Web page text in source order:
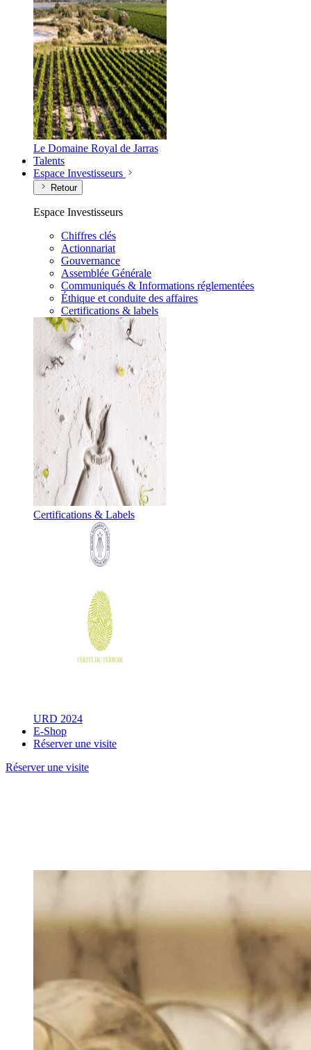
Le Domaine Royal de Jarras
Talents
Espace Investisseurs
Retour
Espace Investisseurs
Chiffres clés
Actionnariat
Gouvernance
Assemblée Générale
Communiqués & Informations réglementées
Éthique et conduite des affaires
Certifications & labels
Certifications & Labels
URD 2024
E-Shop
Réserver une visite
Réserver une visite